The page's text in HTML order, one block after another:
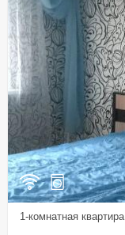
1-комнатная квартира